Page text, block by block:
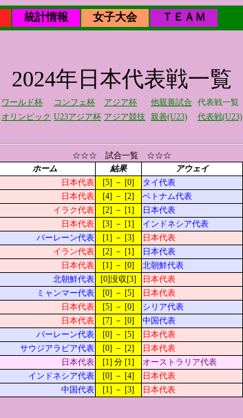
統計情報 女子大会 ＴＥＡＭ
2024年日本代表戦一覧
ワールド杯 コンフェ杯 アジア杯 他親善試合 代表戦一覧
オリンピック U23アジア杯 アジア競技 親善(U23) 代表戦(U23)
☆☆☆ 試合一覧 ☆☆☆
ホーム 結果 アウェイ
日本代表 [5] － [0] タイ代表
日本代表 [4] － [2] ベトナム代表
イラク代表 [2] － [1] 日本代表
日本代表 [3] － [1] インドネシア代表
バーレーン代表 [1] － [3] 日本代表
イラン代表 [2] － [1] 日本代表
日本代表 [1] － [0] 北朝鮮代表
北朝鮮代表 [0]没収[3] 日本代表
ミャンマー代表 [0] － [5] 日本代表
日本代表 [5] － [0] シリア代表
日本代表 [7] － [0] 中国代表
バーレーン代表 [0] － [5] 日本代表
サウジアラビア代表 [0] － [2] 日本代表
日本代表 [1] 分 [1] オーストラリア代表
インドネシア代表 [0] － [4] 日本代表
中国代表 [1] － [3] 日本代表